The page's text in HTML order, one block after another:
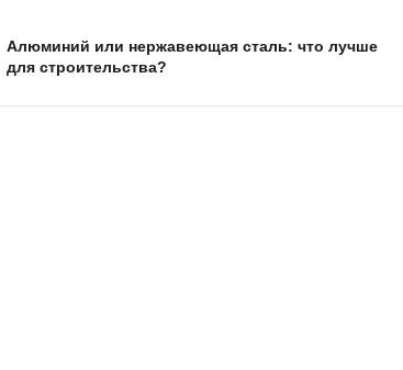
Алюминий или нержавеющая сталь: что лучше
для строительства?